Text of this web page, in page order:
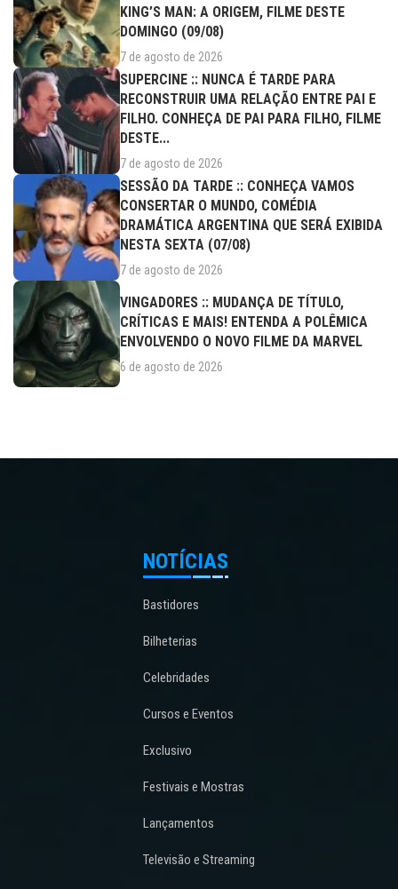
KING’S MAN: A ORIGEM, FILME DESTE
DOMINGO (09/08)
7 de agosto de 2026
SUPERCINE :: NUNCA É TARDE PARA
RECONSTRUIR UMA RELAÇÃO ENTRE PAI E
FILHO. CONHEÇA DE PAI PARA FILHO, FILME
DESTE...
7 de agosto de 2026
SESSÃO DA TARDE :: CONHEÇA VAMOS
CONSERTAR O MUNDO, COMÉDIA
DRAMÁTICA ARGENTINA QUE SERÁ EXIBIDA
NESTA SEXTA (07/08)
7 de agosto de 2026
VINGADORES :: MUDANÇA DE TÍTULO,
CRÍTICAS E MAIS! ENTENDA A POLÊMICA
ENVOLVENDO O NOVO FILME DA MARVEL
6 de agosto de 2026
NOTÍCIAS
Bastidores
Bilheterias
Celebridades
Cursos e Eventos
Exclusivo
Festivais e Mostras
Lançamentos
Televisão e Streaming